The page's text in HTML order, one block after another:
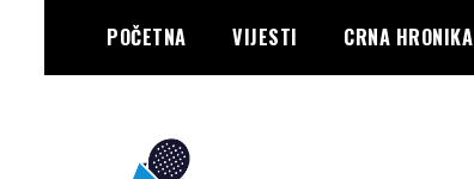
content
POČETNA VIJESTI CRNA HRONIKA